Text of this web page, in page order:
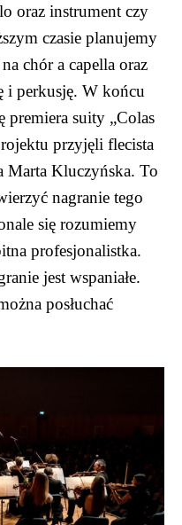
oraz instrument czy
czasie planujemy
chór a capella oraz
i perkusję. W końcu
premiera suity „Colas
przyjęli flecista
Marta Kluczyńska. To
nagranie tego
się rozumiemy
profesjonalistka.
jest wspaniałe.
posłuchać